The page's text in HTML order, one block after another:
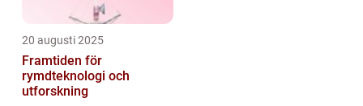
20 augusti 2025
Framtiden för
rymdteknologi och
utforskning